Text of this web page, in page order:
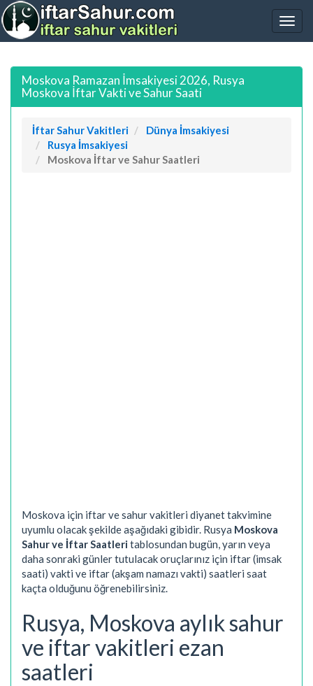
Moskova Ramazan İmsakiyesi 2026, Rusya
Moskova İftar Vakti ve Sahur Saati
İftar Sahur Vakitleri
Dünya İmsakiyesi
Rusya İmsakiyesi
Moskova İftar ve Sahur Saatleri
Moskova için iftar ve sahur vakitleri diyanet takvimine
uyumlu olacak şekilde aşağıdaki gibidir. Rusya Moskova
Sahur ve İftar Saatleritablosundan bugün, yarın veya
daha sonraki günler tutulacak oruçlarınız için iftar (imsak
saati) vakti ve iftar (akşam namazı vakti) saatleri saat
kaçta olduğunu öğrenebilirsiniz.
Rusya, Moskova aylık sahur
ve iftar vakitleri ezan
saatleri